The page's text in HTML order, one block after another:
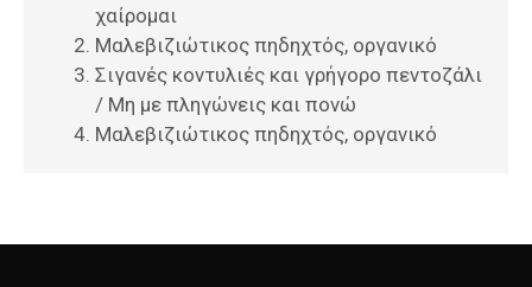
χαίρομαι
Μαλεβιζιώτικος πηδηχτός, οργανικό
Σιγανές κοντυλιές και γρήγορο πεντοζάλι
/ Μη με πληγώνεις και πονώ
Μαλεβιζιώτικος πηδηχτός, οργανικό